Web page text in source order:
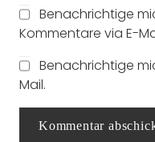
Benachrichtige
Kommentare via E-
Benachrichtige
Mail.
Kommentar